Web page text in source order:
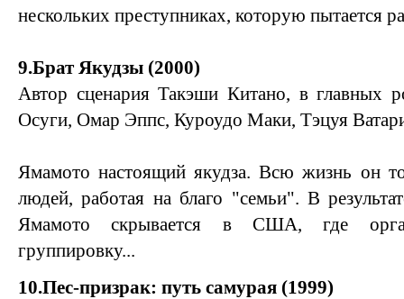
нескольких преступниках, которую пытается
9.Брат Якудзы (2000)
Автор сценария Такэши Китано, в главных
Осуги, Омар Эппс, Куроудо Маки, Тэцуя
Ямамото настоящий якудза. Всю жизнь он
людей, работая на благо "семьи". В
Ямамото скрывается в США, где
группировку...
10.Пес-призрак: путь самурая (1999)